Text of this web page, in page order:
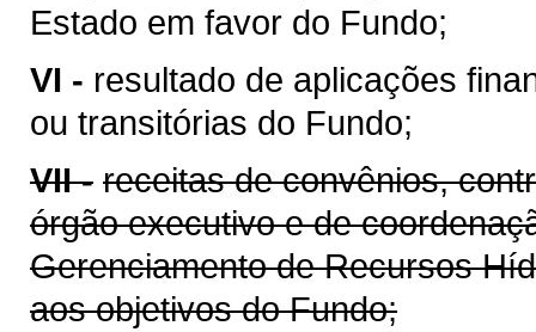
Estado em favor do Fundo;
VI - resultado de aplicações
ou transitórias do Fundo;
VII - receitas de convênios,
órgão executivo e de
Gerenciamento de Recursos
aos objetivos do Fundo;